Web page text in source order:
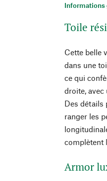
Informations
Toile
Cette belle
dans une
ce qui
droite,
Des détails
ranger les
complètent
Armor